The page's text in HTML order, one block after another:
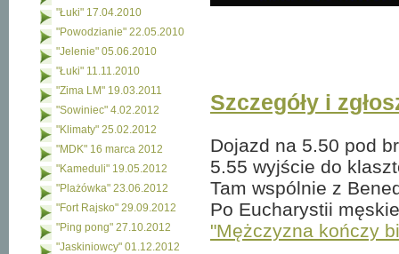
"Łuki" 17.04.2010
"Powodzianie" 22.05.2010
"Jelenie" 05.06.2010
"Łuki" 11.11.2010
"Zima LM" 19.03.2011
"Sowiniec" 4.02.2012
"Klimaty" 25.02.2012
"MDK" 16 marca 2012
"Kameduli" 19.05.2012
"Plażówka" 23.06.2012
"Fort Rajsko" 29.09.2012
"Ping pong" 27.10.2012
"Jaskiniowcy" 01.12.2012
Szczegóły i
Dojazd na 5.50 pod
5.55 wyjście do
Tam wspólnie z
Po Eucharystii
"Mężczyzna kończy